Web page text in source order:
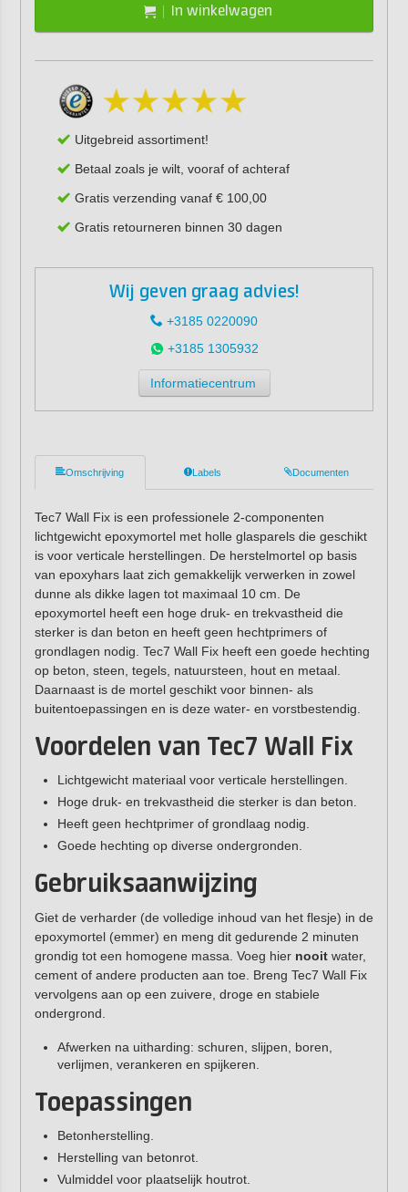
In winkelwagen
Uitgebreid assortiment!
Betaal zoals je wilt, vooraf of achteraf
Gratis verzending vanaf € 100,00
Gratis retourneren binnen 30 dagen
Wij geven graag advies!
+3185 0220090
+3185 1305932
Informatiecentrum
Omschrijving Labels Documenten
Tec7 Wall Fix is een professionele 2-componenten
lichtgewicht epoxymortel met holle glasparels die geschikt
is voor verticale herstellingen. De herstelmortel op basis
van epoxyhars laat zich gemakkelijk verwerken in zowel
dunne als dikke lagen tot maximaal 10 cm. De
epoxymortel heeft een hoge druk- en trekvastheid die
sterker is dan beton en heeft geen hechtprimers of
grondlagen nodig. Tec7 Wall Fix heeft een goede hechting
op beton, steen, tegels, natuursteen, hout en metaal.
Daarnaast is de mortel geschikt voor binnen- als
buitentoepassingen en is deze water- en vorstbestendig.
Voordelen van Tec7 Wall Fix
Lichtgewicht materiaal voor verticale herstellingen.
Hoge druk- en trekvastheid die sterker is dan beton.
Heeft geen hechtprimer of grondlaag nodig.
Goede hechting op diverse ondergronden.
Gebruiksaanwijzing
Giet de verharder (de volledige inhoud van het flesje) in de
epoxymortel (emmer) en meng dit gedurende 2 minuten
grondig tot een homogene massa. Voeg hier nooit water,
cement of andere producten aan toe. Breng Tec7 Wall Fix
vervolgens aan op een zuivere, droge en stabiele
ondergrond.
Afwerken na uitharding: schuren, slijpen, boren,
verlijmen, verankeren en spijkeren.
Toepassingen
Betonherstelling.
Herstelling van betonrot.
Vulmiddel voor plaatselijk houtrot.